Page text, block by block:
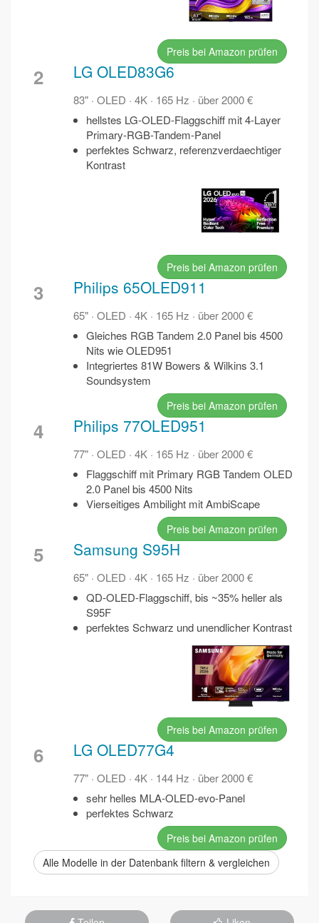
Preis bei Amazon prüfen
2 LG OLED83G6
83" · OLED · 4K · 165 Hz · über 2000 €
hellstes LG-OLED-Flaggschiff mit 4-Layer
Primary-RGB-Tandem-Panel
perfektes Schwarz, referenzverdaechtiger
Kontrast
Preis bei Amazon prüfen
3 Philips 65OLED911
65" · OLED · 4K · 165 Hz · über 2000 €
Gleiches RGB Tandem 2.0 Panel bis 4500
Nits wie OLED951
Integriertes 81W Bowers & Wilkins 3.1
Soundsystem
Preis bei Amazon prüfen
4 Philips 77OLED951
77" · OLED · 4K · 165 Hz · über 2000 €
Flaggschiff mit Primary RGB Tandem OLED
2.0 Panel bis 4500 Nits
Vierseitiges Ambilight mit AmbiScape
Preis bei Amazon prüfen
5 Samsung S95H
65" · OLED · 4K · 165 Hz · über 2000 €
QD-OLED-Flaggschiff, bis ~35% heller als
S95F
perfektes Schwarz und unendlicher Kontrast
Preis bei Amazon prüfen
6 LG OLED77G4
77" · OLED · 4K · 144 Hz · über 2000 €
sehr helles MLA-OLED-evo-Panel
perfektes Schwarz
Preis bei Amazon prüfen
Alle Modelle in der Datenbank filtern & vergleichen